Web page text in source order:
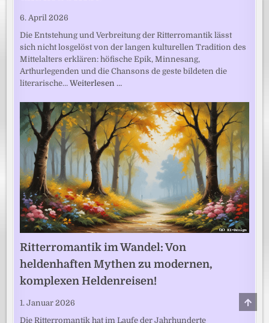
6. April 2026
Die Entstehung und Verbreitung der Ritterromantik lässt
sich nicht losgelöst von der langen kulturellen Tradition des
Mittelalters erklären: höfische Epik, Minnesang,
Arthurlegenden und die Chansons de geste bildeten die
literarische…Weiterlesen …
Ritterromantik im Wandel: Von
heldenhaften Mythen zu modernen,
komplexen Heldenreisen!
1. Januar 2026
Die Ritterromantik hat im Laufe der Jahrhunderte
TO